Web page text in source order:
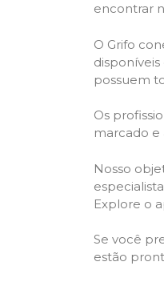
encontrar
O Grifo
possuem
Os
marcado e
Nosso
Explore o
Se você
estão